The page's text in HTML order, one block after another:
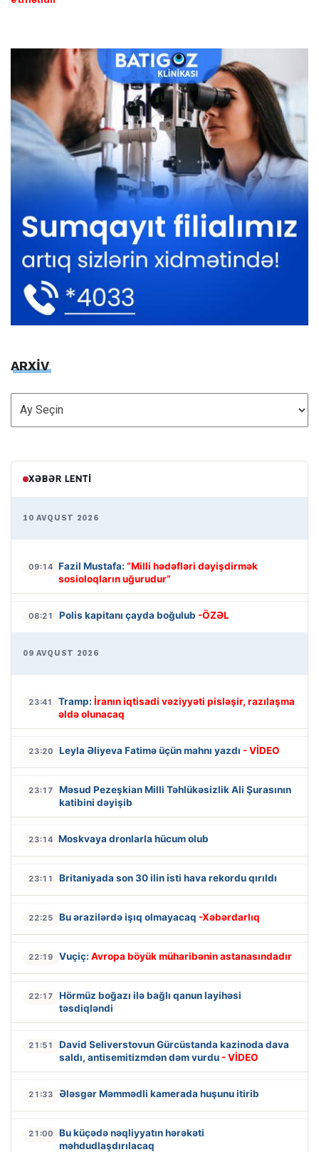
ARXİV
ARXİV
XƏBƏR LENTI
10 AVQUST 2026
09:14 Fazil Mustafa: “Milli hədəfləri dəyişdirmək
sosioloqların uğurudur”
08:21 Polis kapitanı çayda boğulub -ÖZƏL
09 AVQUST 2026
23:41 Tramp: İranın iqtisadi vəziyyəti pisləşir, razılaşma
əldə olunacaq
23:20 Leyla Əliyeva Fatimə üçün mahnı yazdı - VİDEO
23:17
Məsud Pezeşkian Milli Təhlükəsizlik Ali Şurasının
katibini dəyişib
23:14 Moskvaya dronlarla hücum olub
23:11 Britaniyada son 30 ilin isti hava rekordu qırıldı
22:25 Bu ərazilərdə işıq olmayacaq -Xəbərdarlıq
22:19 Vuçiç: Avropa böyük müharibənin astanasındadır
22:17
Hörmüz boğazı ilə bağlı qanun layihəsi
təsdiqləndi
21:51
David Seliverstovun Gürcüstanda kazinoda dava
saldı, antisemitizmdən dəm vurdu - VİDEO
21:33 Ələsgər Məmmədli kamerada huşunu itirib
21:00
Bu küçədə nəqliyyatın hərəkəti
məhdudlaşdırılacaq